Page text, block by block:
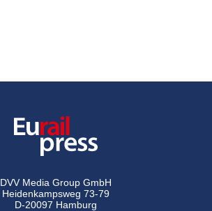
DVV Media Group GmbH
Heidenkampsweg 73-79
D-20097 Hamburg